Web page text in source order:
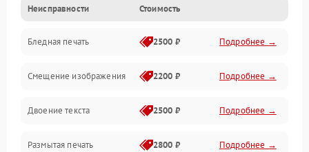
Картриджи и расходники
Сканер и копирование
Механика и узлы
Программные сбои
Подключение и интерфейсы
Неисправности Стоимость
Бледная печать 2500 ₽ Подробнее →
Смещение изображения 2200 ₽ Подробнее →
Двоение текста 2500 ₽ Подробнее →
Размытая печать 2800 ₽ Подробнее →